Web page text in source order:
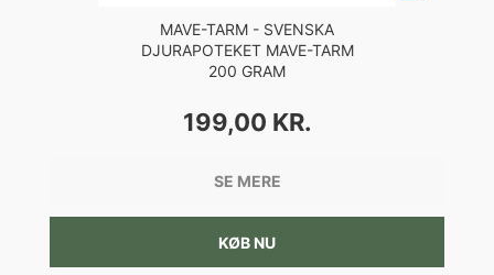
MAVE-TARM - SVENSKA
DJURAPOTEKET MAVE-TARM
200 GRAM
PRIS
199,00 KR.
SE MERE
KØB NU